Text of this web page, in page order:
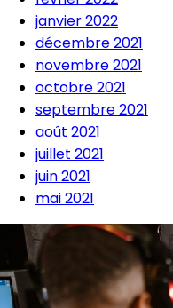
janvier 2022
décembre 2021
novembre 2021
octobre 2021
septembre 2021
août 2021
juillet 2021
juin 2021
mai 2021